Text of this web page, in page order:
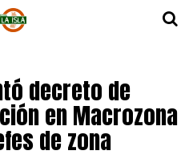
decreto de
en Macrozona
de zona